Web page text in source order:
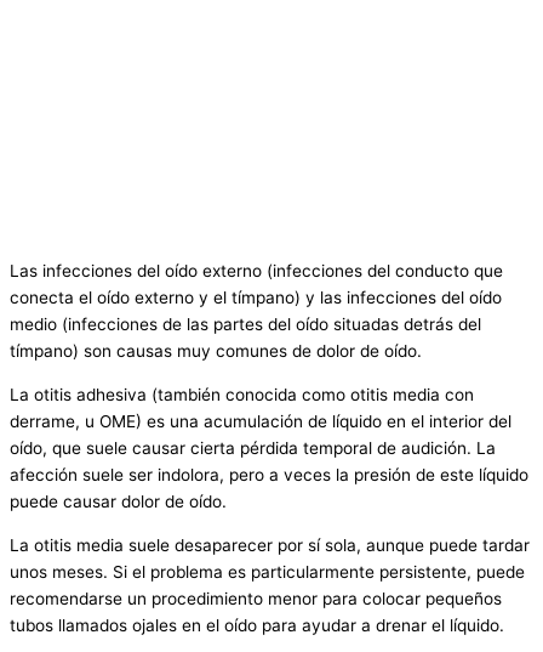
Las infecciones del oído externo (infecciones del conducto que
conecta el oído externo y el tímpano) y las infecciones del oído
medio (infecciones de las partes del oído situadas detrás del
tímpano) son causas muy comunes de dolor de oído.
La otitis adhesiva (también conocida como otitis media con
derrame, u OME) es una acumulación de líquido en el interior del
oído, que suele causar cierta pérdida temporal de audición. La
afección suele ser indolora, pero a veces la presión de este líquido
puede causar dolor de oído.
La otitis media suele desaparecer por sí sola, aunque puede tardar
unos meses. Si el problema es particularmente persistente, puede
recomendarse un procedimiento menor para colocar pequeños
tubos llamados ojales en el oído para ayudar a drenar el líquido.